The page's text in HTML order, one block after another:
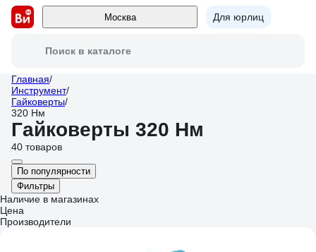
Москва Для юрлиц
Поиск в каталоге
Главная/
Инструмент/
Гайковерты/
320 Нм
Гайковерты 320 Нм
40 товаров
По популярности
Фильтры
Наличие в магазинах
Цена
Производители